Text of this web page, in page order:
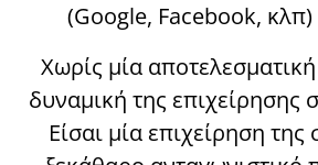
(Google, Facebook, κλπ)
Χωρίς μία
δυναμική της επιχείρησης
Είσαι μία επιχείρηση της